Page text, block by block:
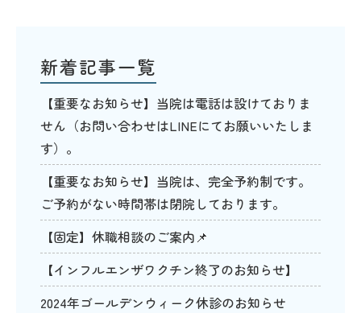
新着記事一覧
【重要なお知らせ】当院は電話は設けておりま
せん（お問い合わせはLINEにてお願いいたしま
す）。
【重要なお知らせ】当院は、完全予約制です。
ご予約がない時間帯は閉院しております。
【固定】休職相談のご案内📌
【インフルエンザワクチン終了のお知らせ】
2024年ゴールデンウィーク休診のお知らせ